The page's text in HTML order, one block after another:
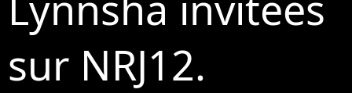
sur NRJ12.